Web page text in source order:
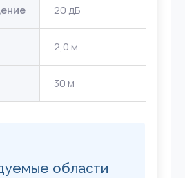
20 дБ
2,0 м
30 м
области